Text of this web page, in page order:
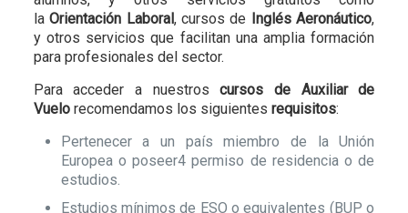
laOrientación Laboral, cursos de Inglés Aeronáutico,
y otros servicios que facilitan una amplia formación
para profesionales del sector.
Para acceder a nuestroscursos de Auxiliar de
Vuelorecomendamos los siguientes requisitos:
Pertenecer a un país miembro de la Unión
Europea o poseer4 permiso de residencia o de
estudios.
Estudios mínimos de ESO o equivalentes (BUP o